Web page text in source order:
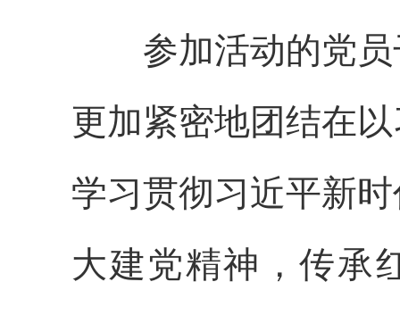
参加活动的党员
更加紧密地团结在
学习贯彻习近平新
大建党精神，传承